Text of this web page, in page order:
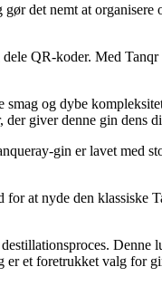
det nemt at
QR-koder. Med
og dybe
giver denne gin dens
gin er lavet med
at nyde den klassiske
et foretrukket valg for